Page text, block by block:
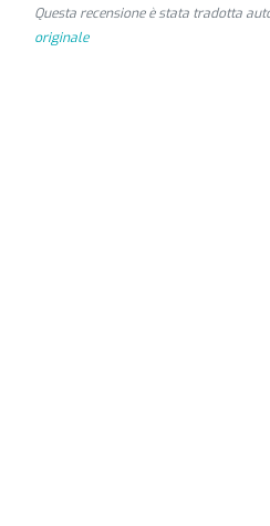
Questa recensione è stata tradotta
originale